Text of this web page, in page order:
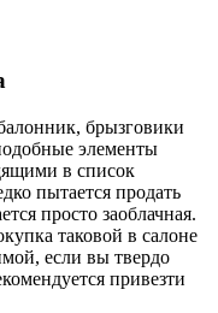
брызговики
элементы
в список
пытается продать
просто заоблачная.
таковой в салоне
если вы твердо
привезти